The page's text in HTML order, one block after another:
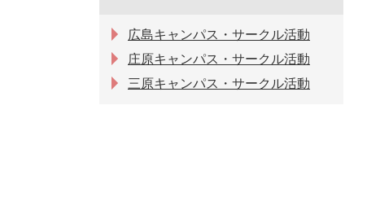
広島キャンパス・サークル活動
庄原キャンパス・サークル活動
三原キャンパス・サークル活動